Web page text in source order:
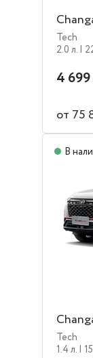
Tech
2.0 л. |
4
от 75
В
Tech
1.4 л. |